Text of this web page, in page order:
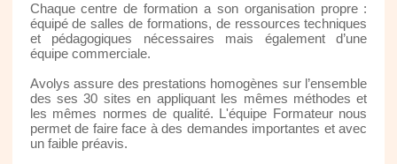
Chaque centre de formation a son organisation propre :
équipé de salles de formations, de ressources techniques
et pédagogiques nécessaires mais également d’une
équipe commerciale.
Avolys assure des prestations homogènes sur l’ensemble
des ses 30 sites en appliquant les mêmes méthodes et
les mêmes normes de qualité. L'équipe Formateur nous
permet de faire face à des demandes importantes et avec
un faible préavis.